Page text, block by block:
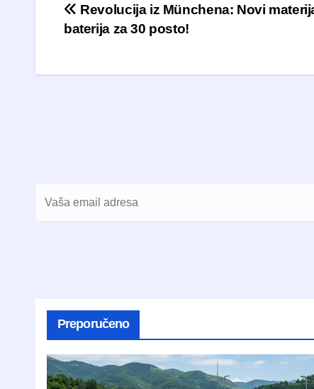
Navigacija objava
Revolucija iz Münchena: Novi
baterija za 30 posto!
Preporučeno